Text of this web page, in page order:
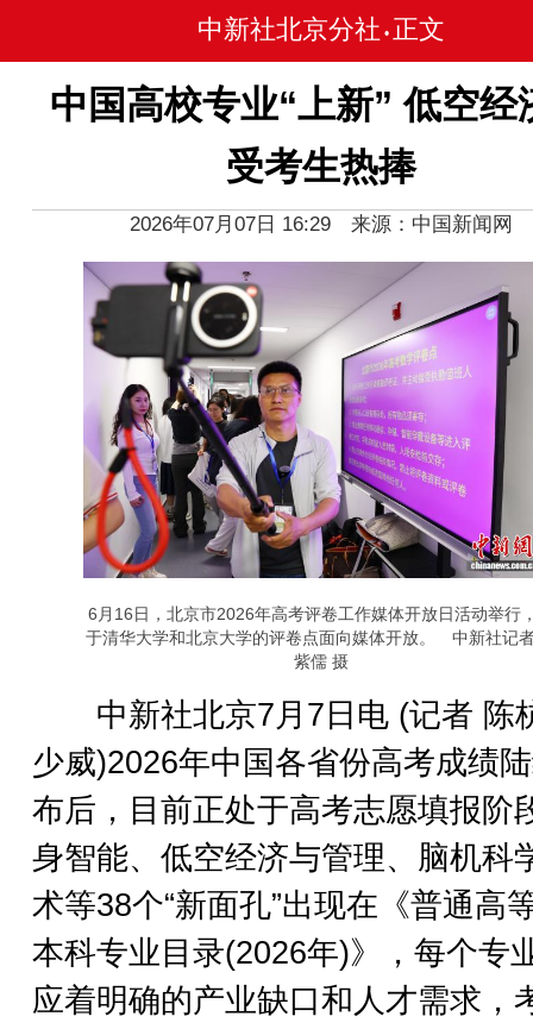
中新社北京分社 • 正文
中国高校专业“上新” 低空经
受考生热捧
2026年07月07日 16:29 来源：中国新闻网
6月16日，北京市2026年高考评卷工作媒体开放日活动举行
于清华大学和北京大学的评卷点面向媒体开放。 中新社记
紫儒 摄
中新社北京7月7日电 (记者 陈
少威)2026年中国各省份高考成绩
布后，目前正处于高考志愿填报阶
身智能、低空经济与管理、脑机科
术等38个“新面孔”出现在《普通高
本科专业目录(2026年)》，每个专
应着明确的产业缺口和人才需求，